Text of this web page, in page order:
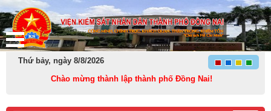
Thứ bảy, ngày 8/8/2026
Chào mừng thành lập thành phố Đồng Nai!